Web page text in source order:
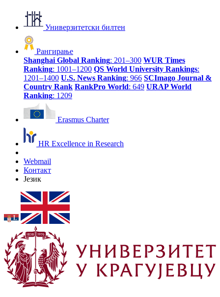
Универзитетски билтен
Рангирање
Shanghai Global Ranking: 201–300 WUR Times
Ranking: 1001–1200 QS World University Rankings:
1201–1400 U.S. News Ranking: 966 SCImago Journal &
Country Rank RankPro World: 649 URAP World
Ranking: 1209
Erasmus Charter
HR Excellence in Research
Webmail
Контакт
Језик